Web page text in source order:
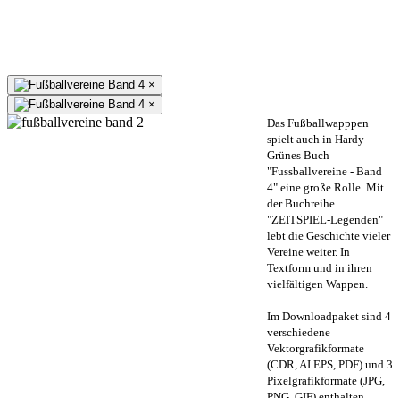
×
×
Das Fußballwapppen
spielt auch in Hardy
Grünes Buch
"Fussballvereine - Band
4" eine große Rolle. Mit
der Buchreihe
"ZEITSPIEL-Legenden"
lebt die Geschichte vieler
Vereine weiter. In
Textform und in ihren
vielfältigen Wappen.
Im Downloadpaket sind 4
verschiedene
Vektorgrafikformate
(CDR, AI EPS, PDF) und 3
Pixelgrafikformate (JPG,